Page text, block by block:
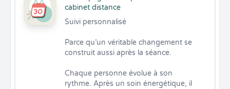
cabinet distance
Suivi personnalisé
Parce qu’un véritable changement se
construit aussi après la séance.
Chaque personne évolue à son
rythme. Après un soin énergétique, il